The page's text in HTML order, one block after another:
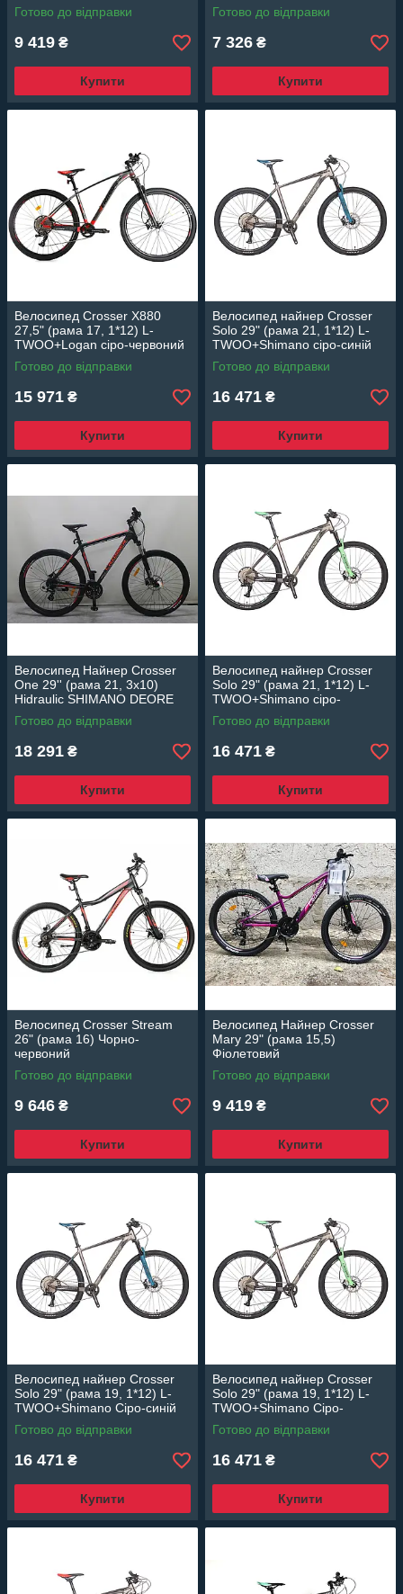
Готово до відправки
9 419 ₴
Купити
Готово до відправки
7 326 ₴
Купити
Велосипед Crosser X880
27,5" (рама 17, 1*12) L-
TWOO+Logan сіро-червоний
Готово до відправки
15 971 ₴
Купити
Велосипед найнер Crosser
Solo 29" (рама 21, 1*12) L-
TWOO+Shimano сіро-синій
Готово до відправки
16 471 ₴
Купити
Велосипед Найнер Crosser
One 29'' (рама 21, 3х10)
Hidraulic SHIMANO DEORE
чорно-червоний
Готово до відправки
18 291 ₴
Купити
Велосипед найнер Crosser
Solo 29" (рама 21, 1*12) L-
TWOO+Shimano сіро-
зелений
Готово до відправки
16 471 ₴
Купити
Велосипед Crosser Stream
26" (рама 16) Чорно-
червоний
Готово до відправки
9 646 ₴
Купити
Велосипед Найнер Crosser
Mary 29" (рама 15,5)
Фіолетовий
Готово до відправки
9 419 ₴
Купити
Велосипед найнер Crosser
Solo 29" (рама 19, 1*12) L-
TWOO+Shimano Сіро-синій
Готово до відправки
16 471 ₴
Купити
Велосипед найнер Crosser
Solo 29" (рама 19, 1*12) L-
TWOO+Shimano Сіро-
зелений
Готово до відправки
16 471 ₴
Купити